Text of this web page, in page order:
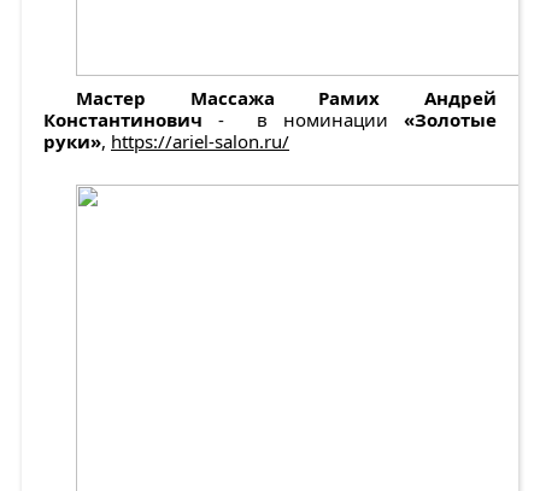
Мастер Массажа Рамих Андрей
Константинович - в номинации «Золотые
руки», https://ariel-salon.ru/